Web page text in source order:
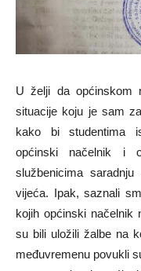
U želji da općinskom
situacije koju je sam
kako bi studentima
općinski načelnik i
službenicima
vijeća. Ipak, saznali
kojih općinski načelnik
su bili uložili žalbe na
međuvremenu povukli